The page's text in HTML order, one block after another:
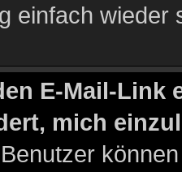
einfach wieder
E-Mail-Link
mich